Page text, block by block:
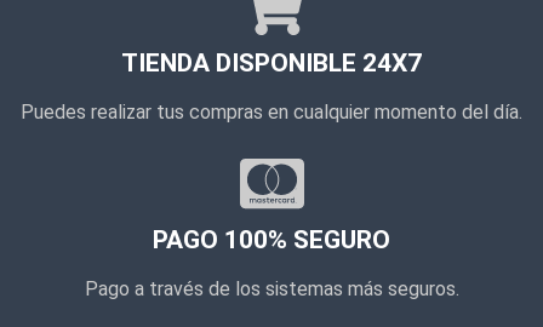
TIENDA DISPONIBLE 24X7
Puedes realizar tus compras en cualquier momento del día.
PAGO 100% SEGURO
Pago a través de los sistemas más seguros.